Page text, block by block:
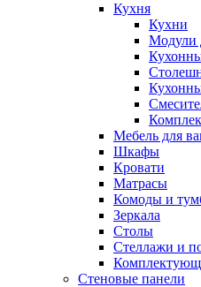
Кухня
Кухни
Модули
Мебель для
Шкафы
Кровати
Матрасы
Комоды и
Зеркала
Столы
Стеллажи и
Стеновые панели